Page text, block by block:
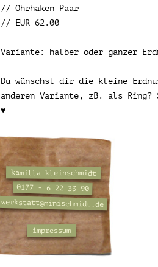
// Ohrhaken Paar
// EUR 62.00
Variante: halber oder ganzer
Du wünschst dir die kleine
anderen Variante, zB. als Ring?
♥
kamilla kleinschmidt
0177 - 6 22 33 90
werkstatt@minischmidt.de
impressum